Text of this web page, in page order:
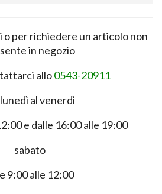
per richiedere un articolo non
in negozio
allo0543-20911
al venerdì
e dalle 16:00 alle 19:00
sabato
9:00 alle 12:00